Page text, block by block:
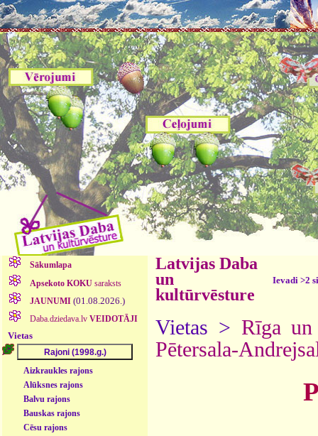
Sākumlapa
Apsekoto KOKUsaraksts
JAUNUMI (01.08.2026.)
Daba.dziedava.lv VEIDOTĀJI
Vietas
Aizkraukles rajons
Alūksnes rajons
Balvu rajons
Bauskas rajons
Cēsu rajons
Latvijas Daba
un
kultūrvēsture
Ievadi >2
Vietas > Rīga un
Pētersala-